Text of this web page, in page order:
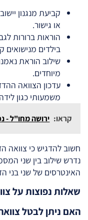
קביעת מנגנון
או גישור.
הוראות ברורות
בילדים מנישואים
שילוב הוראת
מיוחדים.
משמעותי כגון
קראו: ירושה מחו"ל -
חשוב להדגיש כי צוואה
נדרש שילוב בין שני
האינטרסים של שני בני
שאלות נפוצות על
האם ניתן לבטל